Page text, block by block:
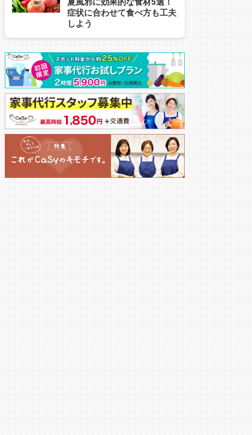
症状に合わせて食べ方も工夫
しよう